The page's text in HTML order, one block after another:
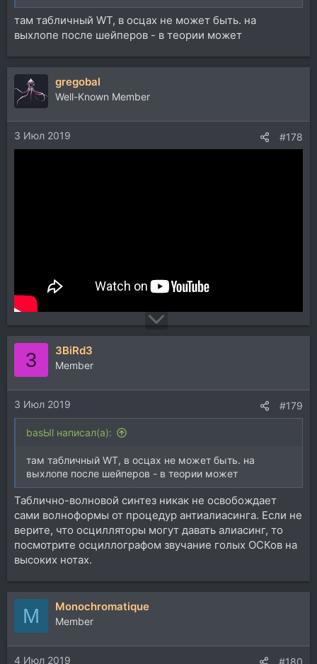
там табличный WT, в осцах не может быть. на
выхлопе после шейперов - в теории может
gregobal
Well-Known Member
3 Июл 2019 #178
3 3BiRd3
Member
3 Июл 2019 #179
basЫl написал(а):
там табличный WT, в осцах не может быть. на
выхлопе после шейперов - в теории может
Таблично-волновой синтез никак не освобождает
сами волноформы от процедур антиалиасинга. Если не
верите, что осцилляторы могут давать алиасинг, то
посмотрите осциллографом звучание голых ОСКов на
высоких нотах.
M Monochromatique
Member
4 Июл 2019 #180